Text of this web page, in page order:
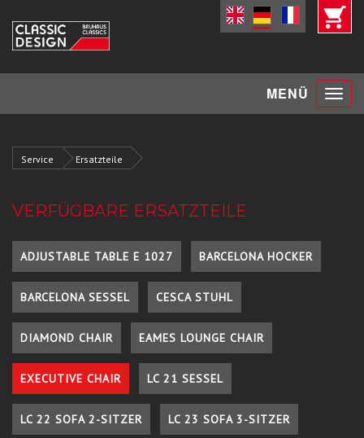
MENÜ Toggle
Service Ersatzteile
VERFÜGBARE ERSATZTEILE
ADJUSTABLE TABLE E 1027 BARCELONA HOCKER
BARCELONA SESSEL CESCA STUHL
DIAMOND CHAIR EAMES LOUNGE CHAIR
EXECUTIVE CHAIR LC 21 SESSEL
LC 22 SOFA 2-SITZER LC 23 SOFA 3-SITZER